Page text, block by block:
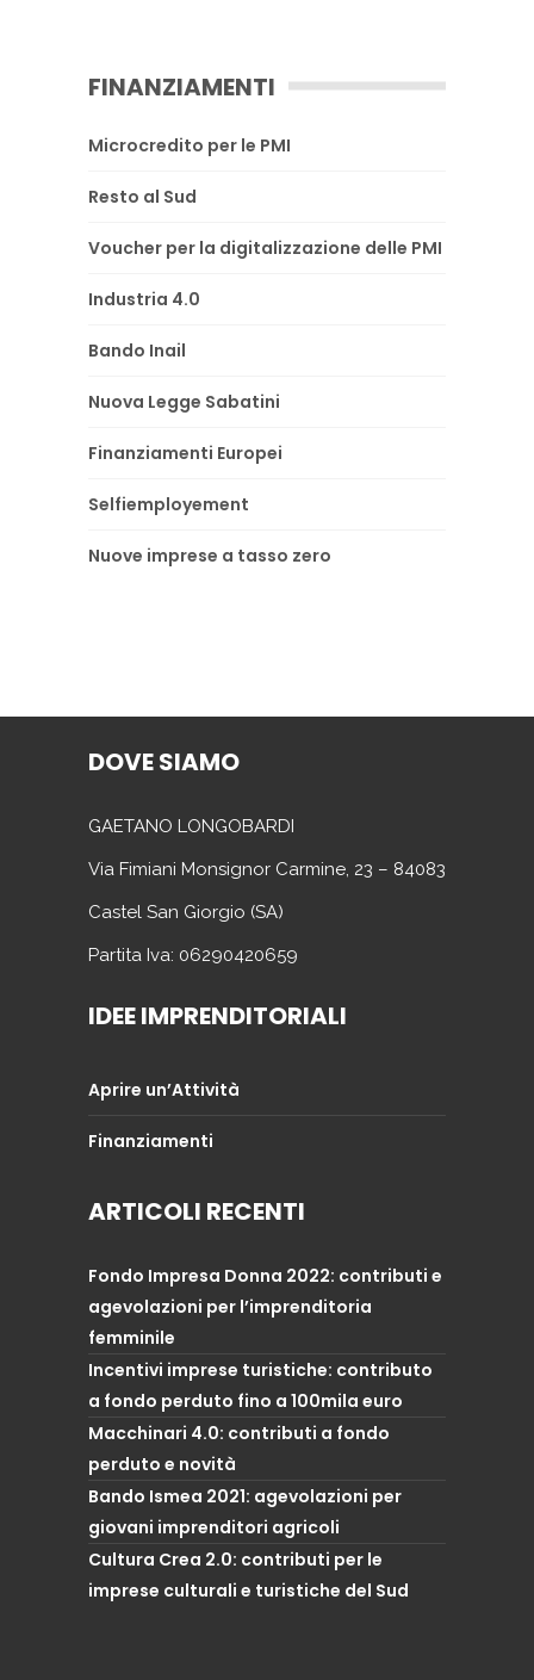
FINANZIAMENTI
Microcredito per le PMI
Resto al Sud
Voucher per la digitalizzazione delle PMI
Industria 4.0
Bando Inail
Nuova Legge Sabatini
Finanziamenti Europei
Selfiemployement
Nuove imprese a tasso zero
DOVE SIAMO
GAETANO LONGOBARDI
Via Fimiani Monsignor Carmine, 23 – 84083
Castel San Giorgio (SA)
Partita Iva: 06290420659
IDEE IMPRENDITORIALI
Aprire un’Attività
Finanziamenti
ARTICOLI RECENTI
Fondo Impresa Donna 2022: contributi e
agevolazioni per l’imprenditoria
femminile
Incentivi imprese turistiche: contributo
a fondo perduto fino a 100mila euro
Macchinari 4.0: contributi a fondo
perduto e novità
Bando Ismea 2021: agevolazioni per
giovani imprenditori agricoli
Cultura Crea 2.0: contributi per le
imprese culturali e turistiche del Sud